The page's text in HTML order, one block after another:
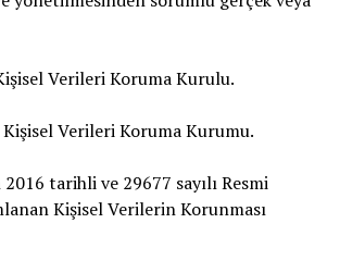
Verileri Koruma Kurulu.
Verileri Koruma Kurumu.
2016 tarihli ve 29677 sayılı Resmi
Kişisel Verilerin Korunması